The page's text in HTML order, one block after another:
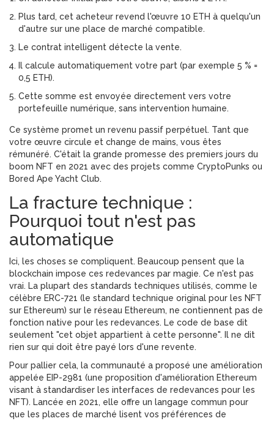
Plus tard, cet acheteur revend l'œuvre 10 ETH à quelqu'un
d'autre sur une place de marché compatible.
Le contrat intelligent détecte la vente.
Il calcule automatiquement votre part (par exemple 5 % =
0,5 ETH).
Cette somme est envoyée directement vers votre
portefeuille numérique, sans intervention humaine.
Ce système promet un revenu passif perpétuel. Tant que
votre œuvre circule et change de mains, vous êtes
rémunéré. C'était la grande promesse des premiers jours du
boom NFT en 2021 avec des projets comme CryptoPunks ou
Bored Ape Yacht Club.
La fracture technique :
Pourquoi tout n'est pas
automatique
Ici, les choses se compliquent. Beaucoup pensent que la
blockchain impose ces redevances par magie. Ce n'est pas
vrai. La plupart des standards techniques utilisés, comme le
célèbre ERC-721 (le standard technique original pour les NFT
sur Ethereum) sur le réseau Ethereum, ne contiennent pas de
fonction native pour les redevances. Le code de base dit
seulement "cet objet appartient à cette personne". Il ne dit
rien sur qui doit être payé lors d'une revente.
Pour pallier cela, la communauté a proposé une amélioration
appelée EIP-2981 (une proposition d'amélioration Ethereum
visant à standardiser les interfaces de redevances pour les
NFT). Lancée en 2021, elle offre un langage commun pour
que les places de marché lisent vos préférences de